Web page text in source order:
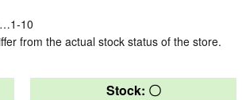
10
from the actual stock status of the store.
Stock: 〇